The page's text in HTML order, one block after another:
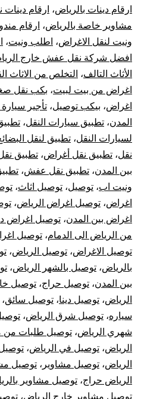
ارقام دينات بالرياض، ارقام
مشاوير خاصة بالرياض، ارقام
ونيت لنقل الاغراض، اطلب ونيت،
افضل شركة نقل عفش خارج
الأثاث التالف، التخلص من الاثاث
اغراض من بيت لبيت، بكب نقل
اغراض، بيكب توصيل، تأجير
المدن، تطبيق سيارات النقل،
لسيارات النقل، تطبيق لنقل
نقل، تطبيق نقل أغراض، تطبيق
بين المدن، تطبيق نقل عفش،
ونيت اب، توصيل، توصيل اثاث،
اغراض، توصيل اغراض الرياض،
اغراض بين المدن، توصيل اغراض
من الرياض الى الدمام، توصيل
توصيل الاغراض، توصيل الرياض،
بالرياض، توصيل بالشهر الرياض،
بين المدن، توصيل حراج، توصيل
الرياض، توصيل دينا، توصيل سائق،
سياره، توصيل شرق الرياض،
شهري الرياض، توصيل طلبات من
الرياض، توصيل في الرياض،
الرياض، توصيل مشاوير ، توصيل
الرياض حراج، توصيل مشاوير
توصيل مشاوير خارج الرياض،